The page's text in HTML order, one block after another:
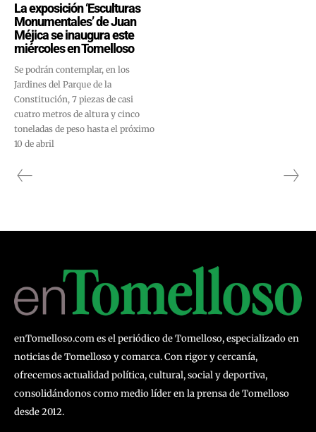
La exposición ‘Esculturas
Monumentales’ de Juan
Méjica se inaugura este
miércoles en Tomelloso
Se podrán contemplar, en los
Jardines del Parque de la
Constitución, 7 piezas de casi
cuatro metros de altura y cinco
toneladas de peso hasta el próximo
10 de abril
enTomelloso.com es el periódico de Tomelloso, especializado en
noticias de Tomelloso y comarca. Con rigor y cercanía,
ofrecemos actualidad política, cultural, social y deportiva,
consolidándonos como medio líder en la prensa de Tomelloso
desde 2012.